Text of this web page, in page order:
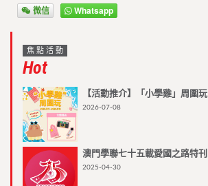
微信 Whatsapp
焦點活動
Hot
【活動推介】「小學雞」周圍玩
2026-07-08
澳門學聯七十五載愛國之路特刊
2025-04-30